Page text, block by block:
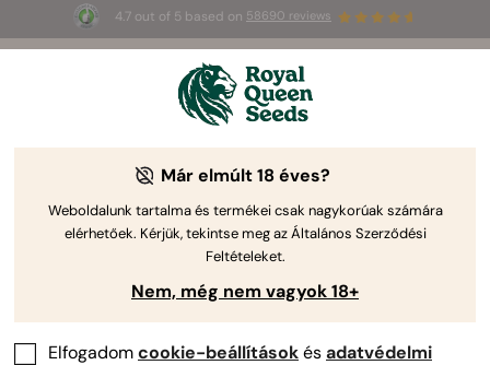
4.7 out of 5 based on 58690 reviews
Triple G Autoaz első 100-nak,
Már elmúlt 18 éves?
Weboldalunk tartalma és termékei csak nagykorúak számára
elérhetőek. Kérjük, tekintse meg az Általános Szerződési
Feltételeket.
Nem, még nem vagyok 18+
Elfogadomcookie-beállításokésadatvédelmi